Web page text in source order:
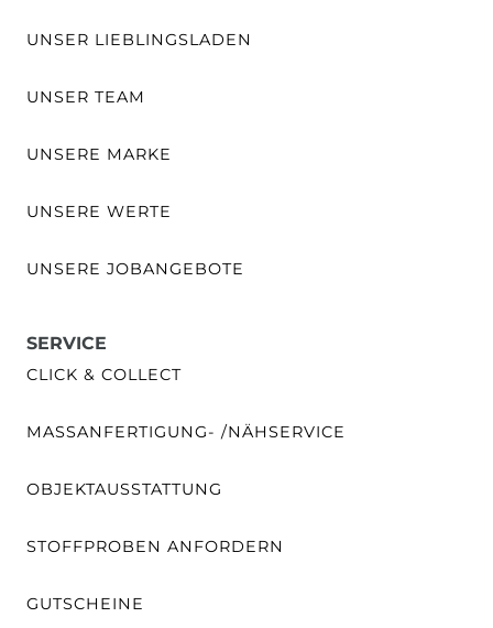
UNSER LIEBLINGSLADEN
UNSER TEAM
UNSERE MARKE
UNSERE WERTE
UNSERE JOBANGEBOTE
SERVICE
CLICK & COLLECT
MASSANFERTIGUNG- /NÄHSERVICE
OBJEKTAUSSTATTUNG
STOFFPROBEN ANFORDERN
GUTSCHEINE